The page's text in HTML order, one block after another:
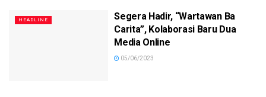
HEADLINE
Segera Hadir, “Wartawan Ba
Carita”, Kolaborasi Baru Dua
Media Online
05/06/2023